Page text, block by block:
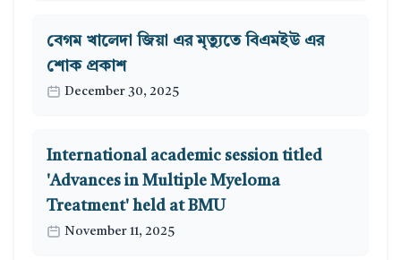
বেগম খালেদা জিয়া এর মৃত্যুতে বিএমইউ এর
শোক প্রকাশ
December 30, 2025
International academic session titled
'Advances in Multiple Myeloma
Treatment' held at BMU
November 11, 2025